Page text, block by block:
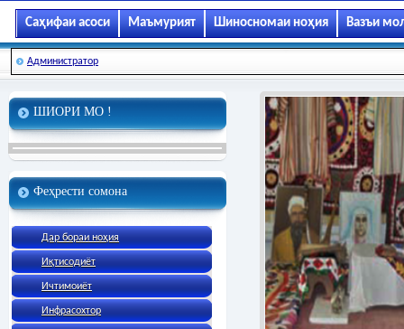
Саҳифаи асоси Маъмурият Шиносномаи ноҳия Вазъи
Администратор
ШИОРИ МО !
Феҳрести сомона
Дар бораи ноҳия
Иқтисодиёт
Ичтимоиёт
Инфрасохтор